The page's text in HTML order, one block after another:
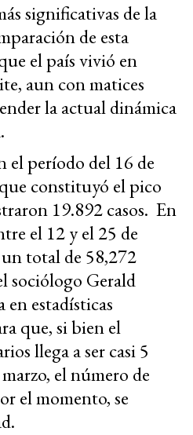
significativas de la
de esta
el país vivió en
aun con matices
la actual dinámica
el período del 16 de
constituyó el pico
19.892 casos. En
el 12 y el 25 de
total de 58,272
sociólogo Gerald
en estadísticas
que, si bien el
llega a ser casi 5
el número de
el momento, se